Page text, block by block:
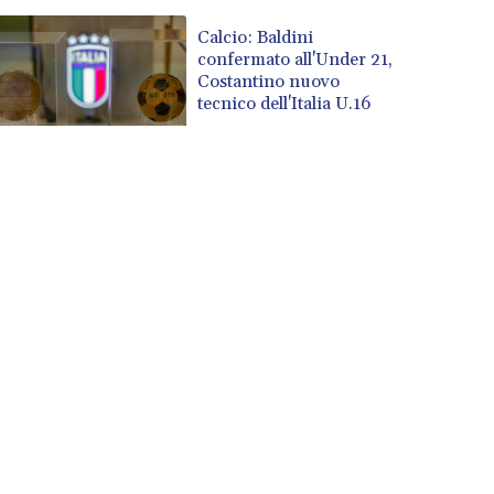
Calcio: Baldini
confermato all'Under 21,
Costantino nuovo
tecnico dell'Italia U.16